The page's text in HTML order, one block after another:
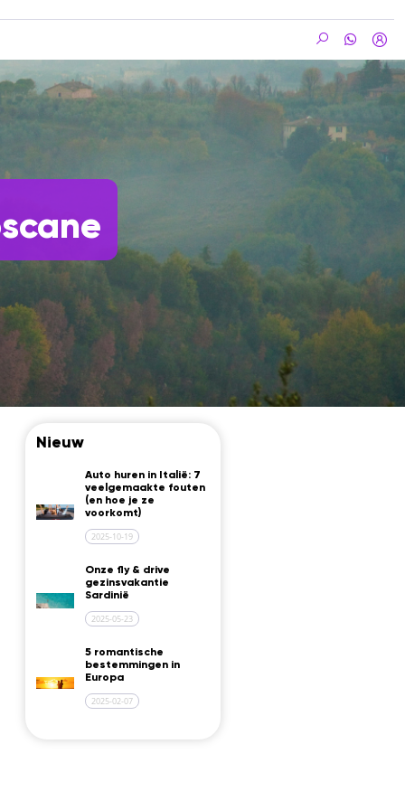
Nieuw
Auto huren in Italië: 7
veelgemaakte fouten
(en hoe je ze
voorkomt)
2025-10-19
Onze fly & drive
gezinsvakantie
Sardinië
2025-05-23
5 romantische
bestemmingen in
Europa
2025-02-07